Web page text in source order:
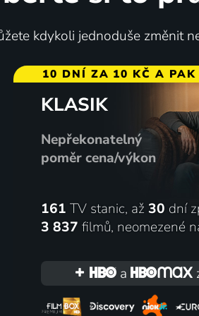
kdykoli jednoduše změnit
10 DNÍ ZA 10 KČ A PAK
KLASIK
Nepřekonatelný
poměr cena/výkon
161 TV stanic, až 30 dní
3 837 filmů, neomezené
a